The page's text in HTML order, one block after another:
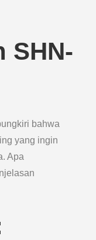
SHN-
bahwa
yang ingin
Apa